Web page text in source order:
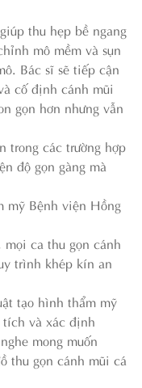
thu hẹp bề ngang
mô mềm và sụn
Bác sĩ sẽ tiếp cận
cố định cánh mũi
gọn hơn nhưng vẫn
trong các trường hợp
độ gọn gàng mà
mỹ Bệnh viện Hồng
ca thu gọn cánh
trình khép kín an
tạo hình thẩm mỹ
và xác định
mong muốn
thu gọn cánh mũi cá